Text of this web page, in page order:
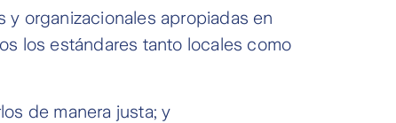
organizacionales apropiadas en
los estándares tanto locales como
de manera justa; y